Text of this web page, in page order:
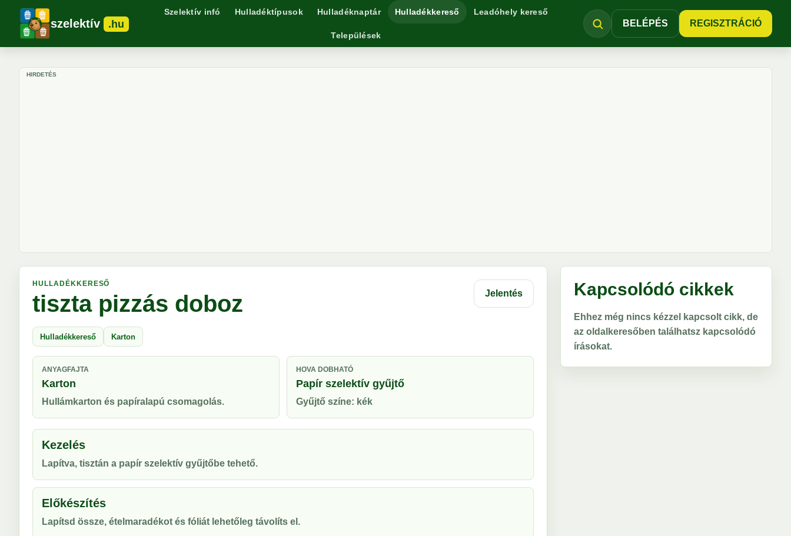
szelektív .hu
Szelektív infó Hulladéktípusok Hulladéknaptár Hulladékkereső Leadóhely kereső
Települések
BELÉPÉS REGISZTRÁCIÓ
HIRDETÉS
HULLADÉKKERESŐ
tiszta pizzás doboz Jelentés
Hulladékkereső Karton
ANYAGFAJTA
Karton
Hullámkarton és papíralapú csomagolás.
HOVA DOBHATÓ
Papír szelektív gyűjtő
Gyűjtő színe: kék
Kezelés
Lapítva, tisztán a papír szelektív gyűjtőbe tehető.
Előkészítés
Lapítsd össze, ételmaradékot és fóliát lehetőleg távolíts el.
Kapcsolódó cikkek
Ehhez még nincs kézzel kapcsolt cikk, de
az oldalkeresőben találhatsz kapcsolódó
írásokat.